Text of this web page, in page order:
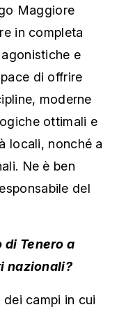
Maggiore
in completa
e
di offrire
moderne
ottimali e
locali, nonché a
Ne è ben
del
Tenero a
nazionali?
campi in cui